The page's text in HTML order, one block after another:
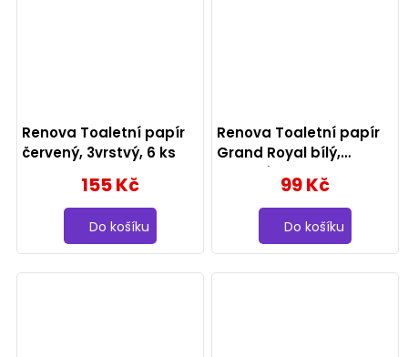
Renova Toaletní papír
červený, 3vrstvý, 6 ks
155 Kč
Do košíku
Renova Toaletní papír
Grand Royal bílý,
4vrstvý, 6 ks99 Kč
Do košíku